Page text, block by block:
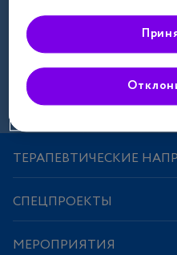
ТЕРАПЕВТИЧЕСКИЕ
СПЕЦПРОЕКТЫ
МЕРОПРИЯТИЯ